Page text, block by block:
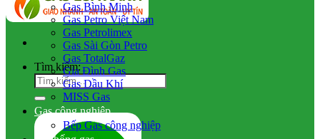
Tìm kiếm:
Gas Bình Minh
Gas Petro Việt Nam
Gas Petrolimex
Gas Sài Gòn Petro
Gas TotalGaz
Gia Đình Gas
Gas Dầu Khí
MISS Gas
Gas công nghiệp
Bếp Gas công nghiệp